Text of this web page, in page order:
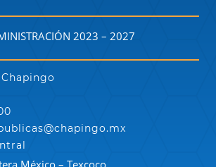
2023 – 2027